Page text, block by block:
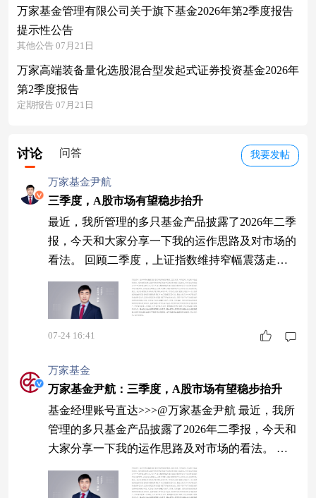
万家基金管理有限公司关于旗下基金2026年第2季度报告
提示性公告
其他公告 07月21日
万家高端装备量化选股混合型发起式证券投资基金2026年
第2季度报告
定期报告 07月21日
我要发帖
讨论 问答
万家基金尹航
三季度，A股市场有望稳步抬升
最近，我所管理的多只基金产品披露了2026年二季
报，今天和大家分享一下我的运作思路及对市场的
看法。 回顾二季度，上证指数维持窄幅震荡走
势，为慢牛行情蓄力；双创指数则单边上行，创业
板指、科创50均突破历史新高。展望三季度，A股
市场有望稳步抬升，市场风格将迎来再平衡，赚钱
效应有望扩散。 海外层面，油价回落带动输入型
边际宽松，人民币升值趋势下外资流入意愿有望进
07-24 16:41
万家基金
万家基金尹航：三季度，A股市场有望稳步抬升
基金经理账号直达>>>@万家基金尹航 最近，我所
管理的多只基金产品披露了2026年二季报，今天和
大家分享一下我的运作思路及对市场的看法。 回
顾二季度，上证指数维持窄幅震荡走势，为慢牛行
情蓄力；双创指数则单边上行，创业板指、科创50